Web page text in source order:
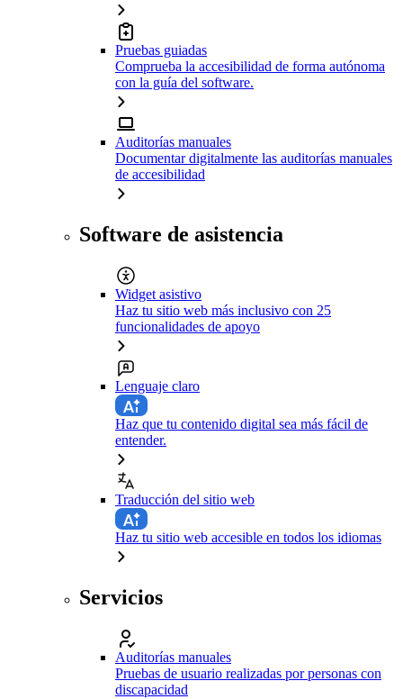
Pruebas guiadas
Comprueba la accesibilidad de forma autónoma
con la guía del software.
Auditorías manuales
Documentar digitalmente las auditorías manuales
de accesibilidad
Software de asistencia
Widget asistivo
Haz tu sitio web más inclusivo con 25
funcionalidades de apoyo
Lenguaje claro
Haz que tu contenido digital sea más fácil de
entender.
Traducción del sitio web
Haz tu sitio web accesible en todos los idiomas
Servicios
Auditorías manuales
Pruebas de usuario realizadas por personas con
discapacidad